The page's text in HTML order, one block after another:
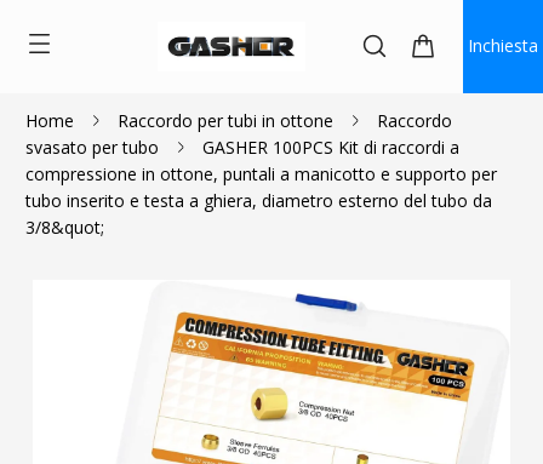
Inchiesta
Home Raccordo per tubi in ottone
Raccordo
svasato per tubo
GASHER 100PCS Kit di raccordi a
compressione in ottone, puntali a manicotto e supporto per
tubo inserito e testa a ghiera, diametro esterno del tubo da
3/8&quot;
$20.69